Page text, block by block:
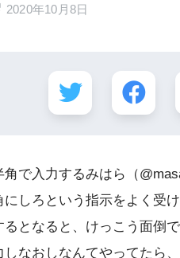
2020年10月8日
で入力するみはら（
しろという指示をよく受
となると、けっこう面倒
しなおしなんてやってたら